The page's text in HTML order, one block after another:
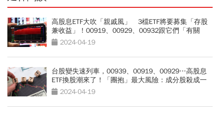
高股息ETF大吹「親戚風」 3檔ETF將要募集「存股
兼收益」！00919、00929、00932跟它們「有關
係」2024-04-19
台股變失速列車，00939、00919、00929…高股息
ETF換股潮來了！「團抱」最大風險：成分股殺成一
團 2024-04-19